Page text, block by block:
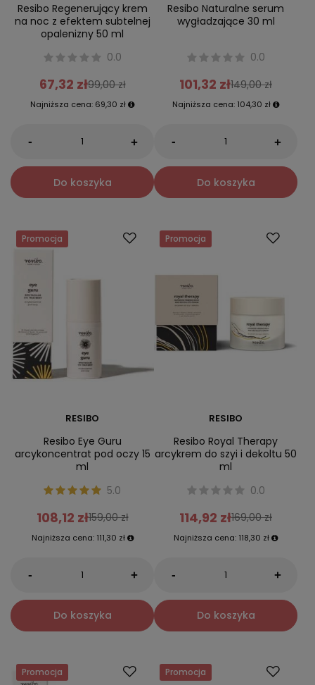
Resibo Regenerujący krem
na noc z efektem subtelnej
opalenizny 50 ml
0.0
67,32 zł99,00 zł
Najniższa cena: 69,30 zł
- +
Do koszyka
Resibo Naturalne serum
wygładzające 30 ml
0.0
101,32 zł149,00 zł
Najniższa cena: 104,30 zł
- +
Do koszyka
Promocja
RESIBO
Resibo Eye Guru
arcykoncentrat pod oczy 15
ml
5.0
108,12 zł159,00 zł
Najniższa cena: 111,30 zł
- +
Do koszyka
Promocja
RESIBO
Resibo Royal Therapy
arcykrem do szyi i dekoltu 50
ml
0.0
114,92 zł169,00 zł
Najniższa cena: 118,30 zł
- +
Do koszyka
Promocja Promocja